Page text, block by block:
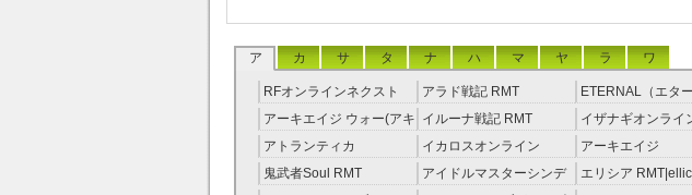
ア カ サ タ ナ ハ マ ヤ ラ ワ
RFオンラインネクスト
RMT
アラド戦記 RMT
ETERNAL（エター
RMT
アーキエイジ ウォー(アキ
ウオ) RMT
イルーナ戦記 RMT イザナギオンライ
アトランティカ
RMT|Atlantica RMT
イカロスオンライン
RMT（予約制）
アーキエイジ
RMT|ArcheAge
約制）
鬼武者Soul RMT
アイドルマスターシンデ
エリシア